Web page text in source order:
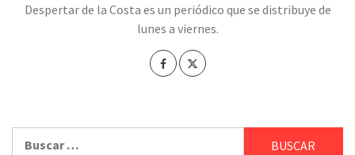
Despertar de la Costa es un periódico que se distribuye de
lunes a viernes.